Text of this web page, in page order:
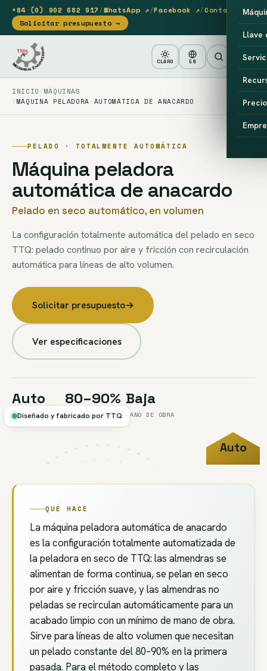
+84 (0) 902 682 917/WhatsApp ↗/Facebook ↗/Contacto
Solicitar presupuesto →
Llave
CLARO ES
INICIO
MÁQUINAS
MÁQUINA PELADORA AUTOMÁTICA DE ANACARDO
PELADO · TOTALMENTE AUTOMÁTICA
Máquina peladora
automática de anacardo
Pelado en seco automático, en volumen
La configuración totalmente automática del pelado en seco
TTQ: pelado continuo por aire y fricción con recirculación
automática para líneas de alto volumen.
Solicitar presupuesto→
Ver especificaciones
Auto
RECIRCULACIÓN
80–90%
TASA 1.ª PASADA
Baja
MANO DE OBRA
FIG.05A
Auto
Diseñado y fabricado por TTQ
QUÉ HACE
La máquina peladora automática de anacardo
es la configuración totalmente automatizada de
la peladora en seco de TTQ: las almendras se
alimentan de forma continua, se pelan en seco
por aire y fricción suave, y las almendras no
peladas se recirculan automáticamente para un
acabado limpio con un mínimo de mano de obra.
Sirve para líneas de alto volumen que necesitan
un pelado constante del 80–90% en la primera
pasada. Para el método completo y las